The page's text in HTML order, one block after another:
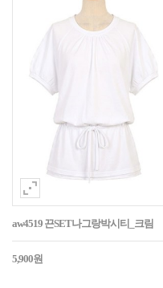
aw4519 끈SET나그랑박시티_크림
5,900원